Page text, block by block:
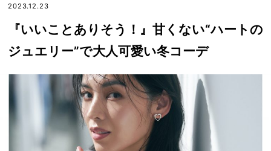
んと
考え
る
ぜ
今、
NO
T A
HO
TEL
リー
夏コ
2023.12.23
『いいことありそう！』甘くない“ハートの
ジュエリー”で大人可愛い冬コーデ